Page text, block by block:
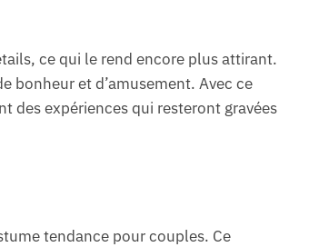
ce qui le rend encore plus attirant.
bonheur et d’amusement. Avec ce
des expériences qui resteront gravées
tendance pour couples. Ce